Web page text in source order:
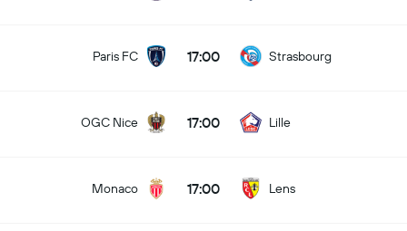
Paris FC 17:00 Strasbourg
OGC Nice 17:00 Lille
Monaco 17:00 Lens